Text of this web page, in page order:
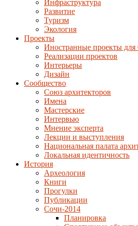
Инфраструктура
Развитие
Туризм
Экология
Проекты
Иностранные проекты для
Реализации проектов
Интерьеры
Дизайн
Сообщество
Союз архитекторов
Имена
Мастерские
Интервью
Мнение эксперта
Лекции и выступления
Национальная палата
Локальная идентичность
История
Археология
Книги
Прогулки
Публикации
Сочи-2014
Планировка